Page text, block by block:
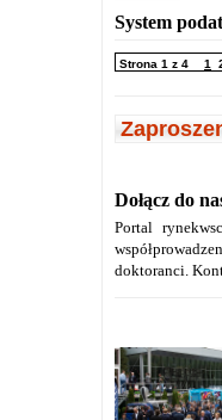
System
Strona 1 z 4 1
Dołącz do
Portal
doktoranci.